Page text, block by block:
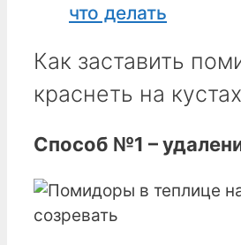
что делать
Как заставить
краснеть на кустах
Способ №1 –